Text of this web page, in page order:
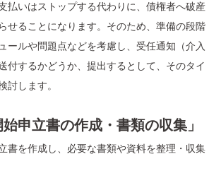
払いはストップする代わりに、債権者へ破産
せることになります。そのため、準備の段階
ールや問題点などを考慮し、受任通知（介入
付するかどうか、提出するとして、そのタイ
討します。
始申立書の作成・書類の収集」
書を作成し、必要な書類や資料を整理・収集